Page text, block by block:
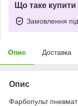
Що таке
Замовлення
Опис Доставка
Опис
Фарбопульт